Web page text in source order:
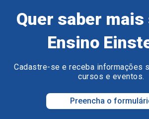
Quer saber
Ensino
Cadastre-se e receba informações
cursos e eventos.
Preencha o